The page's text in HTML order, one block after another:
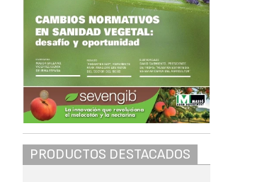
PRODUCTOS DESTACADOS